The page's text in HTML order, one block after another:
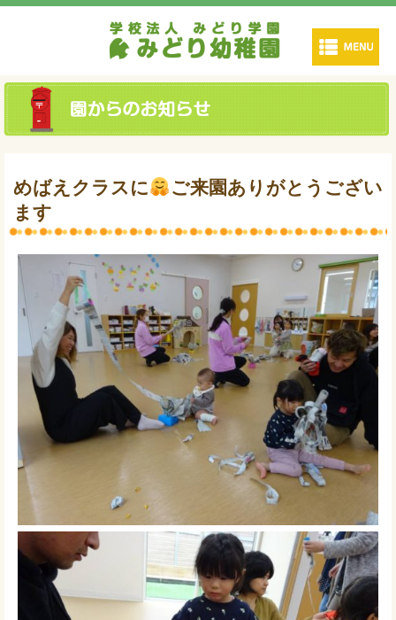
めばえクラスに
ご来園ありがとうござい
ます